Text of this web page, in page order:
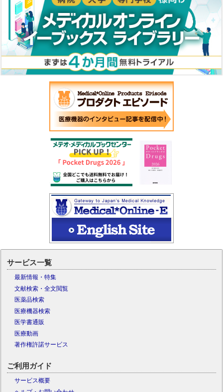
サービス一覧
最新情報・特集
文献検索・全文閲覧
医薬品検索
医療機器検索
医学書通販
医療動画
著作権許諾サービス
ご利用ガイド
サービス概要